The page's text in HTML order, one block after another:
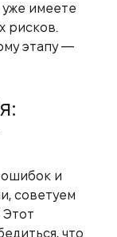
имеете
рисков.
этапу —
и
советуем
Этот
что